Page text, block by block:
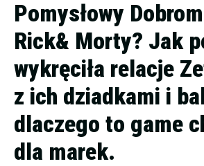
Pomysłowy
Rick& Morty? Jak
wykręciła relacje
z ich dziadkami i
dlaczego to game
dla marek.